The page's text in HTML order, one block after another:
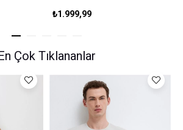
₺1.999,99
Çok Tıklananlar